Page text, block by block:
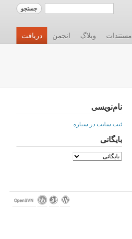
دریافت انجمن وبلاگ مستندات
نام‌نویسی
ثبت سایت در سیاره
بایگانی